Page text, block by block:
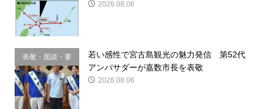
2026.08.06
表敬・面談・要
請
若い感性で宮古島観光の魅力発信 第52代
アンバサダーが嘉数市長を表敬
2026.08.06